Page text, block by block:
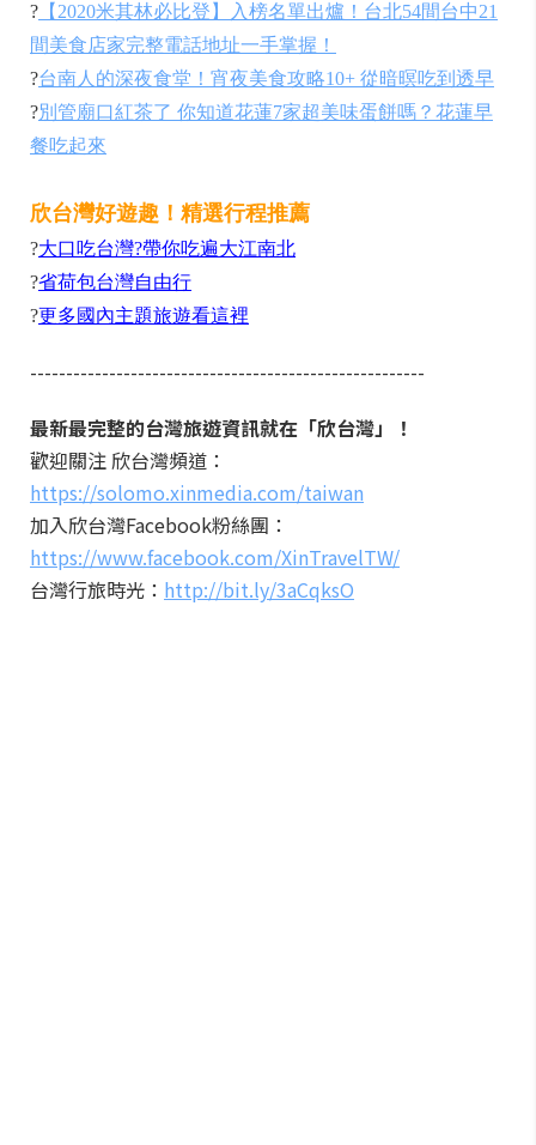
? 【2020米其林必比登】入榜名單出爐！台北54間台中21
間美食店家完整電話地址一手掌握！
?台南人的深夜食堂！宵夜美食攻略10+ 從暗暝吃到透早
?別管廟口紅茶了 你知道花蓮7家超美味蛋餅嗎？花蓮早
餐吃起來
欣台灣好遊趣！精選行程推薦
?大口吃台灣?帶你吃遍大江南北
?省荷包台灣自由行
?更多國內主題旅遊看這裡
-------------------------------------------------------
最新最完整的台灣旅遊資訊就在「欣台灣」！
歡迎關注 欣台灣頻道：
https://solomo.xinmedia.com/taiwan
加入欣台灣Facebook粉絲團：
https://www.facebook.com/XinTravelTW/
台灣行旅時光： http://bit.ly/3aCqksO